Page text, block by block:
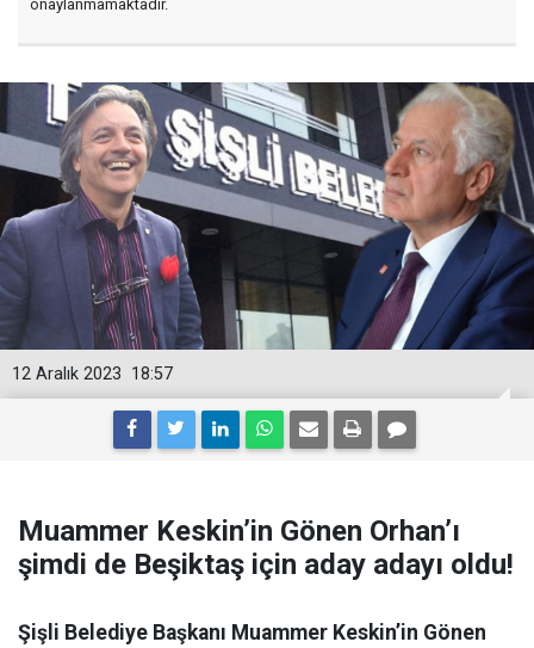
onaylanmamaktadır.
18:57
12 Aralık 2023
Muammer Keskin’in Gönen Orhan’ı
şimdi de Beşiktaş için aday adayı oldu!
Şişli Belediye Başkanı Muammer Keskin’in Gönen